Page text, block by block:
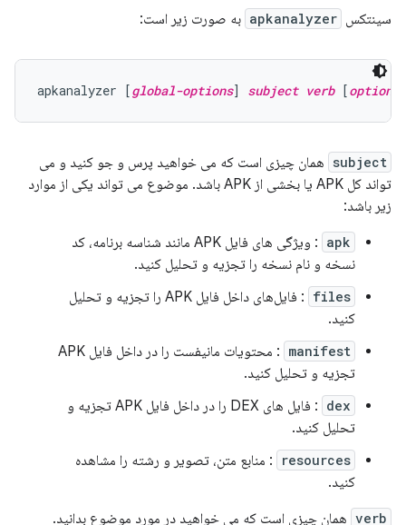
سینتکس apkanalyzer به صورت زیر است:
apkanalyzer [global-options] subject verb [options
subject همان چیزی است که می خواهید پرس و جو کنید و می
تواند کل APK یا بخشی از APK باشد. موضوع می تواند یکی از موارد
زیر باشد:
apk
: ویژگی های فایل APK مانند شناسه برنامه، کد
نسخه و نام نسخه را تجزیه و تحلیل کنید.
files
: فایل‌های داخل فایل APK را تجزیه و تحلیل
کنید.
manifest
: محتویات مانیفست را در داخل فایل APK
تجزیه و تحلیل کنید.
dex
: فایل های DEX را در داخل فایل APK تجزیه و
تحلیل کنید.
resources
: منابع متن، تصویر و رشته را مشاهده
کنید.
verb همان چیزی است که می خواهید در مورد موضوع بدانید.